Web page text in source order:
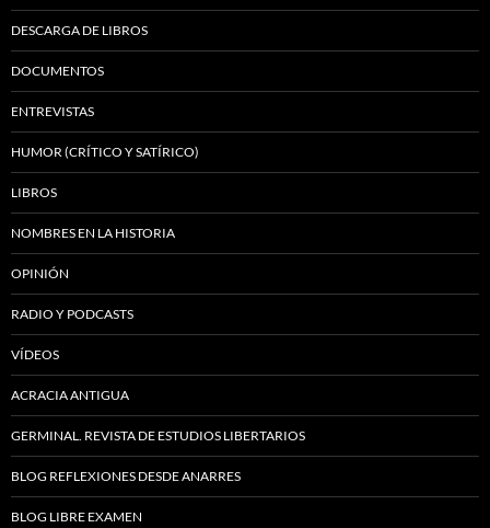
DESCARGA DE LIBROS
DOCUMENTOS
ENTREVISTAS
HUMOR (CRÍTICO Y SATÍRICO)
LIBROS
NOMBRES EN LA HISTORIA
OPINIÓN
RADIO Y PODCASTS
VÍDEOS
ACRACIA ANTIGUA
GERMINAL. REVISTA DE ESTUDIOS LIBERTARIOS
BLOG REFLEXIONES DESDE ANARRES
BLOG LIBRE EXAMEN